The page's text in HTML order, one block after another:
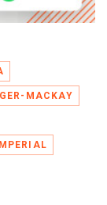
MACKAY